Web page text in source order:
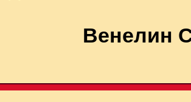
Венелин